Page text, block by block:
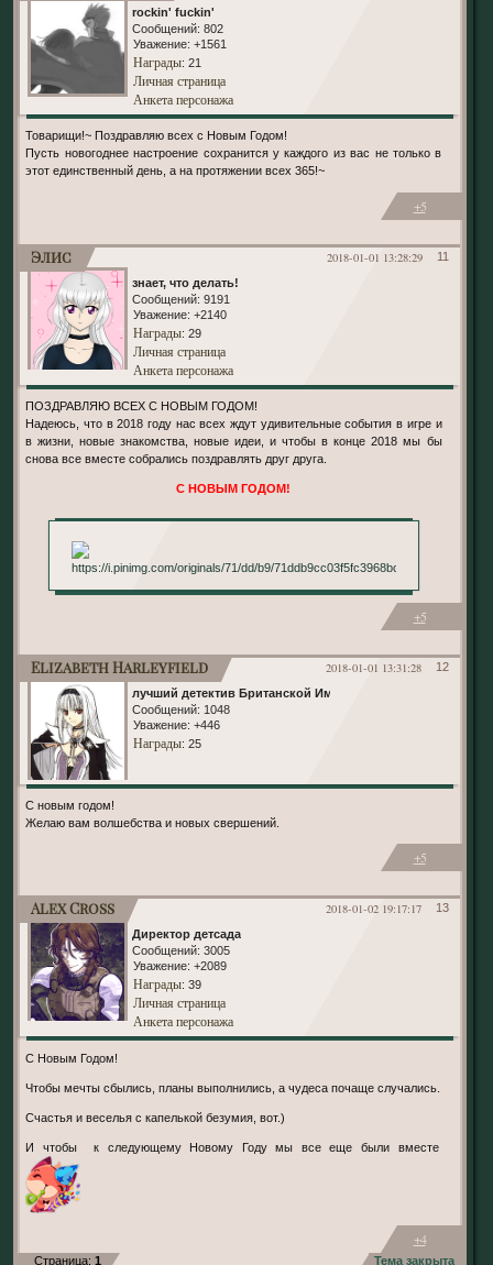
rockin' fuckin'
Сообщений: 802
Уважение: +1561
Награды: 21
Личная страница
Анкета персонажа
Товарищи!~ Поздравляю всех с Новым Годом!
Пусть новогоднее настроение сохранится у каждого из вас не только в
этот единственный день, а на протяжении всех 365!~
+5
11
2018-01-01 13:28:29
Элис
знает, что делать!
Сообщений: 9191
Уважение: +2140
Награды: 29
Личная страница
Анкета персонажа
ПОЗДРАВЛЯЮ ВСЕХ С НОВЫМ ГОДОМ!
Надеюсь, что в 2018 году нас всех ждут удивительные события в игре и
в жизни, новые знакомства, новые идеи, и чтобы в конце 2018 мы бы
снова все вместе собрались поздравлять друг друга.
С НОВЫМ ГОДОМ!
+5
12
2018-01-01 13:31:28
Elizabeth Harleyfield
лучший детектив Британской Империи
Сообщений: 1048
Уважение: +446
Награды: 25
С новым годом!
Желаю вам волшебства и новых свершений.
+5
13
2018-01-02 19:17:17
Alex Cross
Директор детсада
Сообщений: 3005
Уважение: +2089
Награды: 39
Личная страница
Анкета персонажа
С Новым Годом!
Чтобы мечты сбылись, планы выполнились, а чудеса почаще случались.
Счастья и веселья с капелькой безумия, вот.)
И чтобы к следующему Новому Году мы все еще были вместе
+4
Тема закрыта
Страница: 1